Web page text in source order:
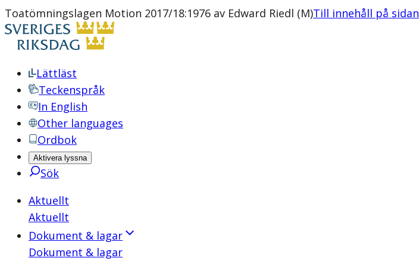
Toatömningslagen Motion 2017/18:1976 av Edward Riedl (M)Till innehåll på sidan
Lättläst
Teckenspråk
In English
Other languages
Ordbok
Aktivera lyssna
Sök
Aktuellt
Aktuellt
Dokument & lagar
Dokument & lagar